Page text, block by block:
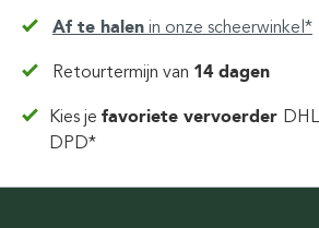
Af te halen in onze scheerwinkel*
Retourtermijn van 14 dagen
Kies jefavoriete vervoerder
DPD*